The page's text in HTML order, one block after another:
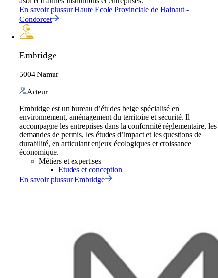
En savoir plussurHaute Ecole Provinciale de Hainaut -
Condorcet
Embridge
5004 Namur
Acteur
Embridge est un bureau d’études belge spécialisé en
environnement, aménagement du territoire et sécurité. Il
accompagne les entreprises dans la conformité réglementaire, les
demandes de permis, les études d’impact et les questions de
durabilité, en articulant enjeux écologiques et croissance
économique.
Métiers et expertises
Etudes et conception
En savoir plussurEmbridge